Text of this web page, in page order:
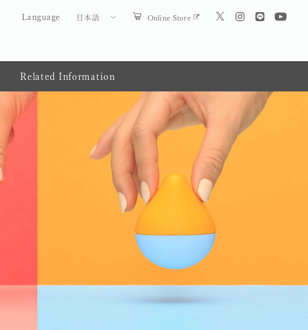
Language 日本語 Online Store
Related Information